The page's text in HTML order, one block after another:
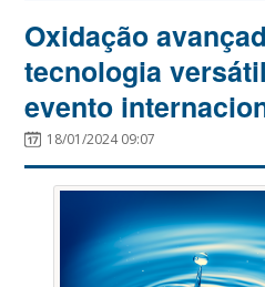
Oxidação
tecnologia
evento
18/01/2024 09:07